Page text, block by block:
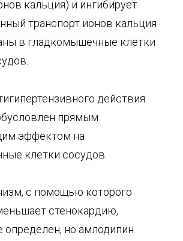
кальция) и ингибирует
транспорт ионов кальция
в гладкомышечные клетки
действия
прямым
эффектом на
клетки сосудов.
с помощью которого
стенокардию,
определен, но амлодипин